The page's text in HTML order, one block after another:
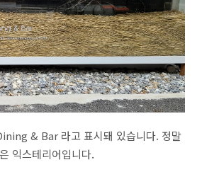
& Bar 라고 표시돼 있습니다. 정말
익스테리어입니다.